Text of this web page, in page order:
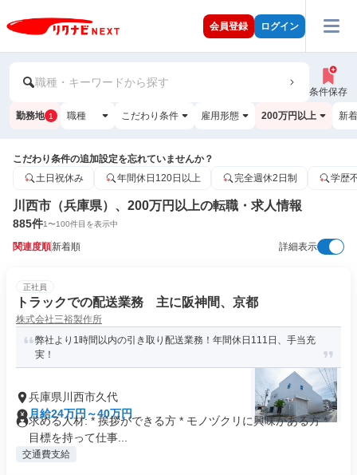
会員登録 ログイン
職種・キーワードから探す
条件保存
勤務地 1 職種 こだわり条件 雇用形態 200万円以上 新
こだわり条件の追加設定を忘れていませんか？
土日祝休み
年間休日120日以上 完全週休2日制 学歴
川西市（兵庫県）、200万円以上の転職・求人情報
885件1〜100件目を表示中
関連度順新着順 詳細表示
正社員
トラックでの配送業務 主に阪神間、京都
株式会社三裕製作所
弊社より1時間以内の引き取り配送業務！年間休日111日、手当充
実！
兵庫県川西市久代
月給24万円～40万円
求める人材: * 挨拶ができる方 * モノヅクリに興味がある方 *
目標を持って仕事...
交通費支給